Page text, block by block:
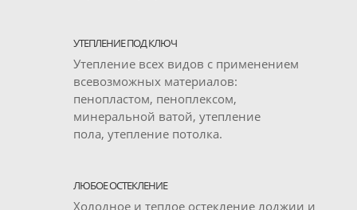
УТЕПЛЕНИЕ ПОД КЛЮЧ
Утепление всех видов с применением
всевозможных материалов:
пенопластом, пеноплексом,
минеральной ватой, утепление
пола, утепление потолка.
ЛЮБОЕ ОСТЕКЛЕНИЕ
Холодное и теплое остекление лоджии и